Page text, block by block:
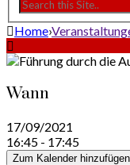
Home›
Wann
17/09/2021
16:45 - 17:45
Zum Kalender hinzufügen